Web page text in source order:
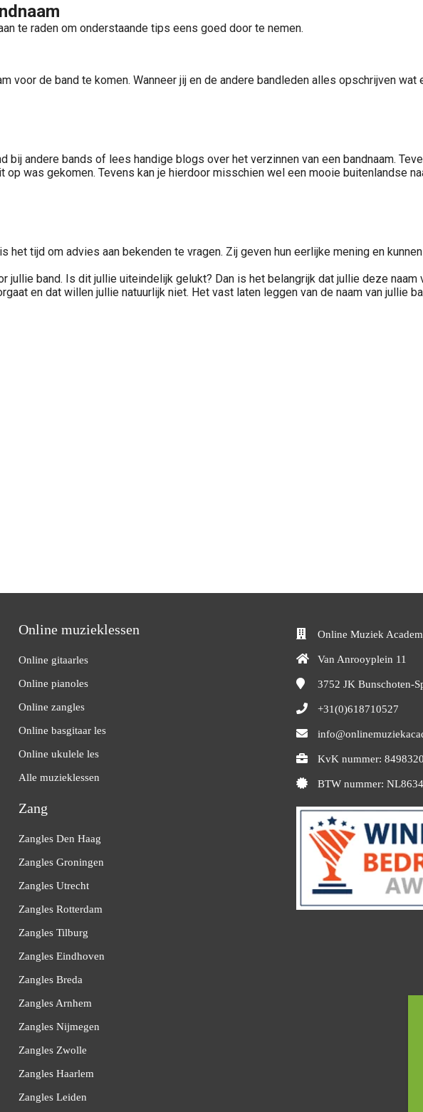
te raden om onderstaande tips eens goed door te nemen.
voor de band te komen. Wanneer jij en de andere bandleden alles opschrijven
andere bands of lees handige blogs over het verzinnen van een bandnaam.
was gekomen. Tevens kan je hierdoor misschien wel een mooie buitenlandse
het tijd om advies aan bekenden te vragen. Zij geven hun eerlijke mening en
jullie band. Is dit jullie uiteindelijk gelukt? Dan is het belangrijk dat jullie deze
en dat willen jullie natuurlijk niet. Het vast laten leggen van de naam van jullie
Online muzieklessen
Online gitaarles
Online pianoles
Online zangles
Online basgitaar les
Online ukulele les
Alle muzieklessen
Zang
Zangles Den Haag
Zangles Groningen
Zangles Utrecht
Zangles Rotterdam
Zangles Tilburg
Zangles Eindhoven
Zangles Breda
Zangles Arnhem
Zangles Nijmegen
Zangles Zwolle
Zangles Haarlem
Zangles Leiden
Online Muziek
Van Anrooyplein 11
3752 JK Bunschoten-
+31(0)618710527
KvK nummer:
BTW nummer: